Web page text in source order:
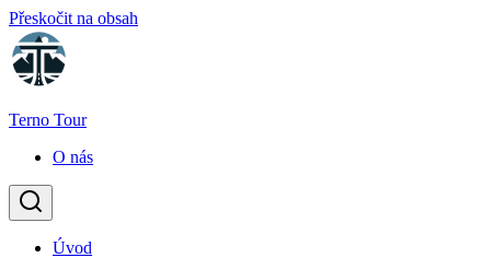
Přeskočit na obsah
Terno Tour
O nás
Úvod